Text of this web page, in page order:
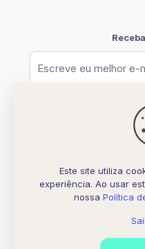
© [2026]
Todos os
Este site utiliza
experiência. Ao usar
nossa Política